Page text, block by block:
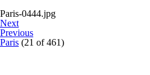
Paris-0444.jpg
Next
Previous
Paris (21 of 461)